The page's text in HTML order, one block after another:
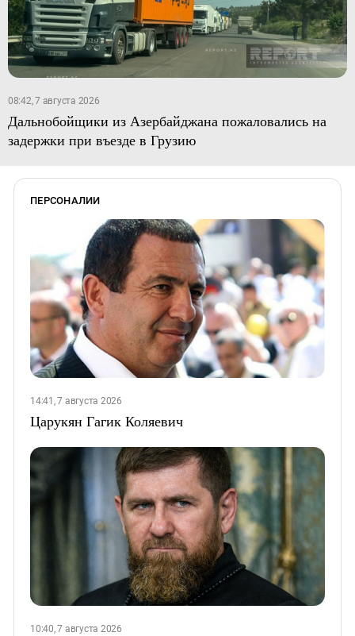
08:42, 7 августа 2026
Дальнобойщики из Азербайджана пожаловались на
задержки при въезде в Грузию
ПЕРСОНАЛИИ
14:41, 7 августа 2026
Царукян Гагик Коляевич
10:40, 7 августа 2026